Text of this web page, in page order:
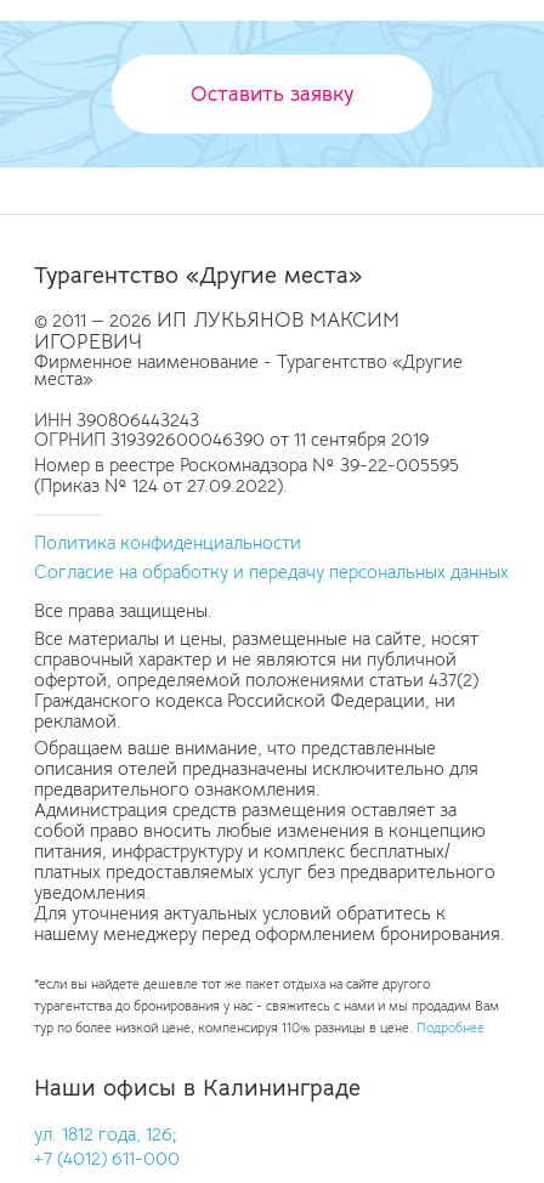
Оставить заявку
Турагентство «Другие места»
© 2011 — 2026 ИП ЛУКЬЯНОВ МАКСИМ
ИГОРЕВИЧ
Фирменное наименование - Турагентство «Другие
места»
ИНН 390806443243
ОГРНИП 319392600046390 от 11 сентября 2019
Номер в реестре Роскомнадзора № 39-22-005595
(Приказ № 124 от 27.09.2022).
Политика конфиденциальности
Согласие на обработку и передачу персональных данных
Все права защищены.
Все материалы и цены, размещенные на сайте, носят
справочный характер и не являются ни публичной
офертой, определяемой положениями статьи 437(2)
Гражданского кодекса Российской Федерации, ни
рекламой.
Обращаем ваше внимание, что представленные
описания отелей предназначены исключительно для
предварительного ознакомления.
Администрация средств размещения оставляет за
собой право вносить любые изменения в концепцию
питания, инфраструктуру и комплекс бесплатных/
платных предоставляемых услуг без предварительного
уведомления.
Для уточнения актуальных условий обратитесь к
нашему менеджеру перед оформлением бронирования.
*если вы найдете дешевле тот же пакет отдыха на сайте другого
турагентства до бронирования у нас - свяжитесь с нами и мы продадим Вам
тур по более низкой цене, компенсируя 110% разницы в цене. Подробнее
Наши офисы в Калининграде
ул. 1812 года, 126;
+7 (4012) 611-000